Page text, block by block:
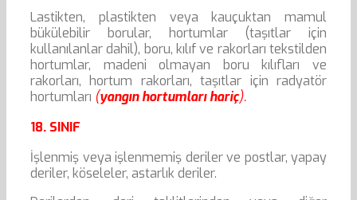
Lastikten, plastikten veya kauçuktan mamul
bükülebilir borular, hortumlar (taşıtlar için
kullanılanlar dahil), boru, kılıf ve rakorları tekstilden
hortumlar, madeni olmayan boru kılıfları ve
rakorları, hortum rakorları, taşıtlar için radyatör
hortumları (yangın hortumları hariç).
18. SINIF
İşlenmiş veya işlenmemiş deriler ve postlar, yapay
deriler, köseleler, astarlık deriler.